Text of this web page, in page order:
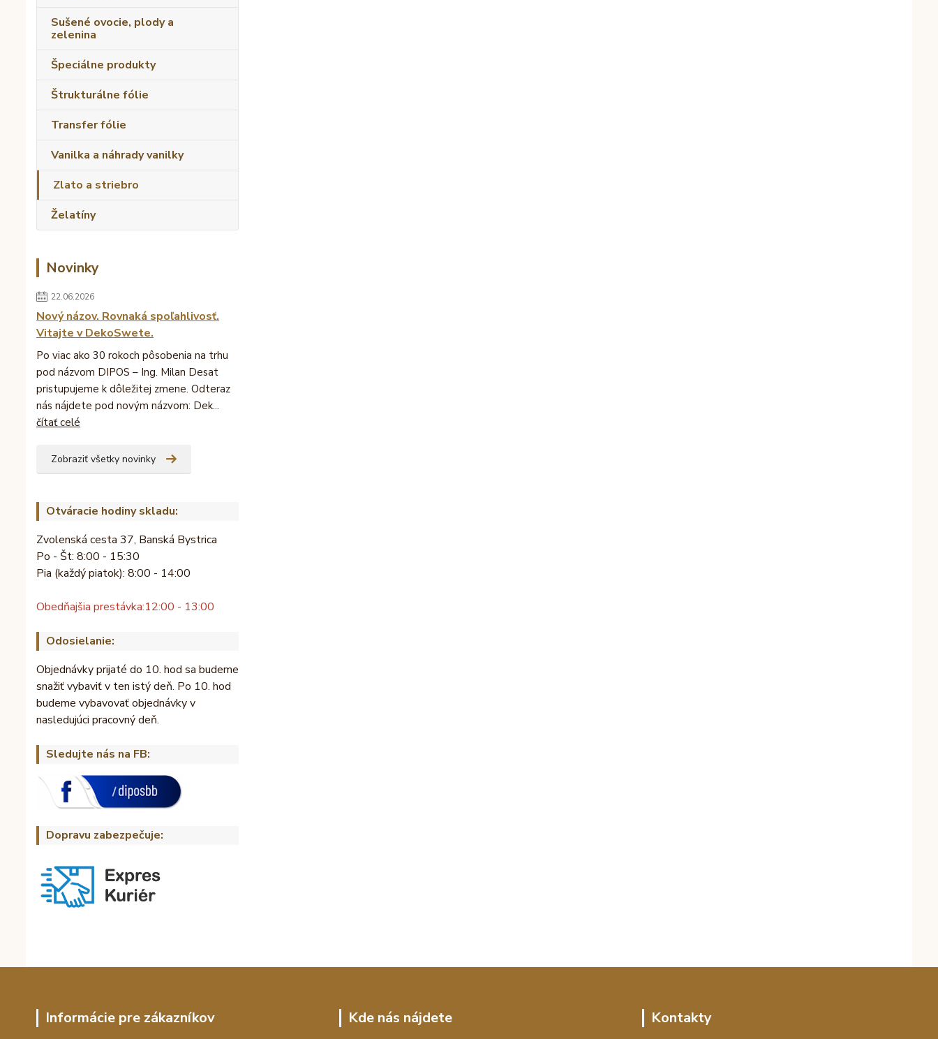
Sušené ovocie, plody a
zelenina
Špeciálne produkty
Štrukturálne fólie
Transfer fólie
Vanilka a náhrady vanilky
Zlato a striebro
Želatíny
Novinky
22.06.2026
Nový názov. Rovnaká spoľahlivosť.
Vitajte v DekoSwete.
Po viac ako 30 rokoch pôsobenia na trhu
pod názvom DIPOS – Ing. Milan Desat
pristupujeme k dôležitej zmene. Odteraz
nás nájdete pod novým názvom: Dek...
čítať celé
Zobraziť všetky novinky
Otváracie hodiny skladu:
Zvolenská cesta 37, Banská Bystrica
Po - Št: 8:00 - 15:30
Pia (každý piatok): 8:00 - 14:00
Obedňajšia prestávka:12:00 - 13:00
Odosielanie:
Objednávky prijaté do 10. hod sa budeme
snažiť vybaviť v ten istý deň. Po 10. hod
budeme vybavovať objednávky v
nasledujúci pracovný deň.
Sledujte nás na FB:
Dopravu zabezpečuje:
Informácie pre zákazníkov Kde nás nájdete Kontakty